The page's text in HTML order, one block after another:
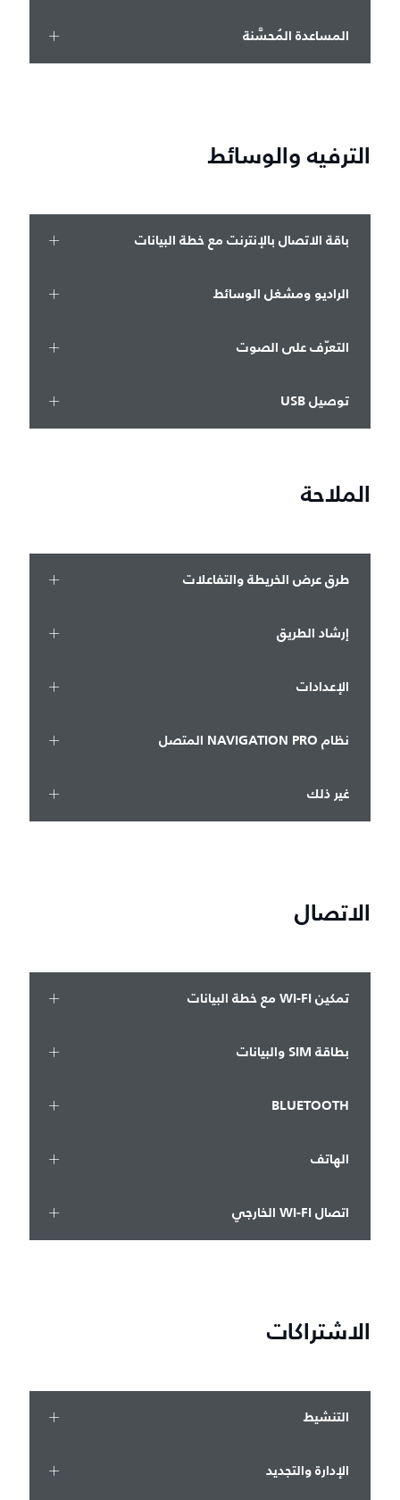
المساعدة المُحسَّنة
الترفيه والوسائط
باقة الاتصال بالإنترنت مع خطة البيانات
الراديو ومشغل الوسائط
التعرّف على الصوت
توصيل USB
الملاحة
طرق عرض الخريطة والتفاعلات
إرشاد الطريق
الإعدادات
نظام NAVIGATION PRO المتصل
غير ذلك
الاتصال
تمكين WI-FI مع خطة البيانات
بطاقة SIM والبيانات
BLUETOOTH
الهاتف
اتصال WI-FI الخارجي
الاشتراكات
التنشيط
الإدارة والتجديد